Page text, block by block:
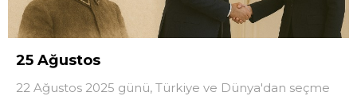
25 Ağustos
22 Ağustos 2025 günü, Türkiye ve Dünya'dan seçme